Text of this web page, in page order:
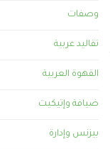
وصفات
تقاليد عربية
القهوة العربية
ضيافة وإتيكيت
بيزنس وإدارة